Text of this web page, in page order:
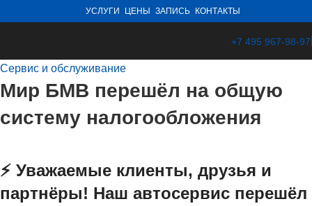
УСЛУГИ ЦЕНЫ ЗАПИСЬ КОНТАКТЫ
+7 495 967-98-97
Сервис и обслуживание
Мир БМВ перешёл на общую
систему налогообложения
⚡️ Уважаемые клиенты, друзья и
партнёры! Наш автосервис перешёл